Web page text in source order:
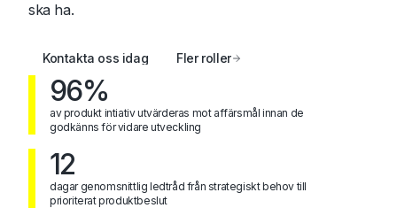
ska ha.
Kontakta oss idag Fler roller
96%
av produkt intiativ utvärderas mot affärsmål innan de
godkänns för vidare utveckling
12
dagar genomsnittlig ledtråd från strategiskt behov till
prioriterat produktbeslut